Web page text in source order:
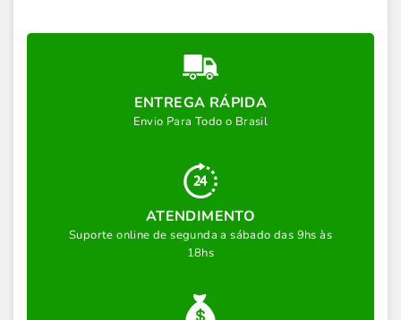
ENTREGA RÁPIDA
Envio Para Todo o Brasil
ATENDIMENTO
Suporte online de segunda a sábado das 9hs às
18hs